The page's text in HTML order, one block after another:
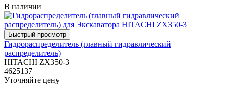
В наличии
Гидрораспределитель (главный гидравлический
распределитель)
HITACHI ZX350-3
4625137
Уточняйте цену